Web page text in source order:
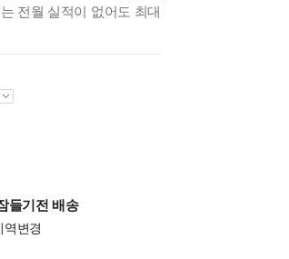
전월 실적이 없어도 최대
들기전 배송
역변경